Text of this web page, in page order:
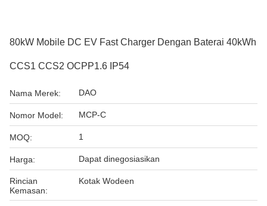
80kW Mobile DC EV Fast Charger Dengan Baterai 40kWh
CCS1 CCS2 OCPP1.6 IP54
Nama Merek: DAO
Nomor Model: MCP-C
MOQ: 1
Harga: Dapat dinegosiasikan
Rincian
Kemasan:
Kotak Wodeen